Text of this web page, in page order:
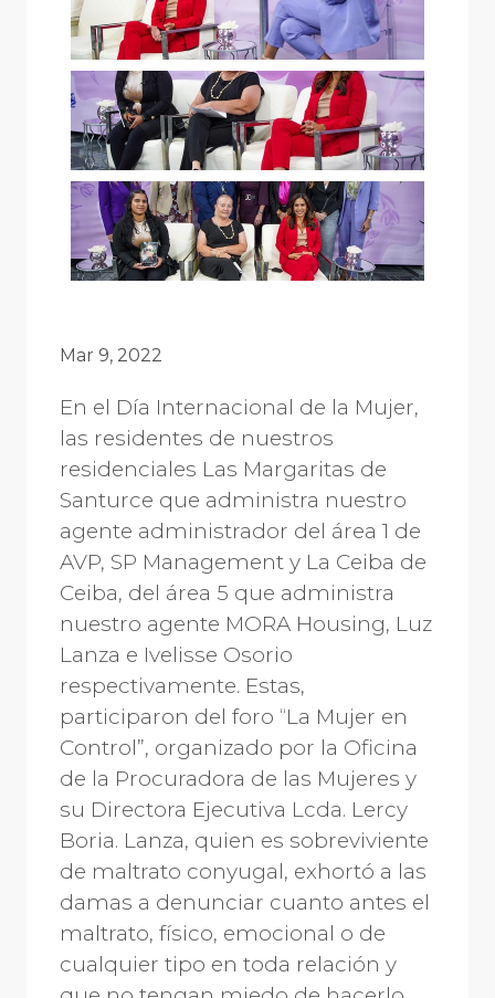
Mar 9, 2022
En el Día Internacional de la Mujer,
las residentes de nuestros
residenciales Las Margaritas de
Santurce que administra nuestro
agente administrador del área 1 de
AVP, SP Management y La Ceiba de
Ceiba, del área 5 que administra
nuestro agente MORA Housing, Luz
Lanza e Ivelisse Osorio
respectivamente. Estas,
participaron del foro “La Mujer en
Control”, organizado por la Oficina
de la Procuradora de las Mujeres y
su Directora Ejecutiva Lcda. Lercy
Boria. Lanza, quien es sobreviviente
de maltrato conyugal, exhortó a las
damas a denunciar cuanto antes el
maltrato, físico, emocional o de
cualquier tipo en toda relación y